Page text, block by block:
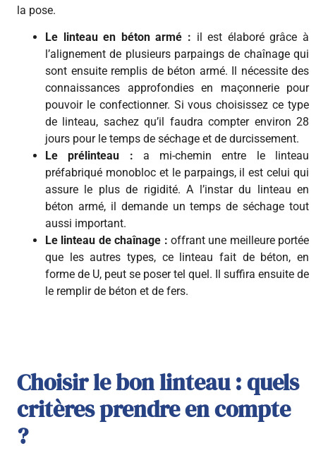
la pose.
Le linteau en béton armé : il est élaboré grâce à
l’alignement de plusieurs parpaings de chaînage qui
sont ensuite remplis de béton armé. Il nécessite des
connaissances approfondies en maçonnerie pour
pouvoir le confectionner. Si vous choisissez ce type
de linteau, sachez qu’il faudra compter environ 28
jours pour le temps de séchage et de durcissement.
Le prélinteau : a mi-chemin entre le linteau
préfabriqué monobloc et le parpaings, il est celui qui
assure le plus de rigidité. A l’instar du linteau en
béton armé, il demande un temps de séchage tout
aussi important.
Le linteau de chaînage : offrant une meilleure portée
que les autres types, ce linteau fait de béton, en
forme de U, peut se poser tel quel. Il suffira ensuite de
le remplir de béton et de fers.
Choisir le bon linteau : quels
critères prendre en compte
?